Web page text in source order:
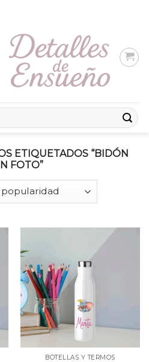
ETIQUETADOS “BIDÓN
FOTO”
BOTELLAS Y TERMOS